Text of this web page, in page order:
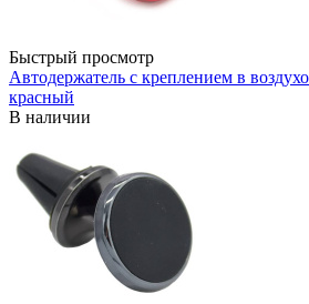
Быстрый просмотр
Автодержатель с креплением в
красный
В наличии